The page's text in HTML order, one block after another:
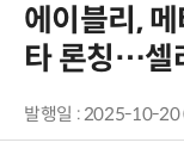
에이블리,
타 론칭…셀
발행일 : 2025-10-20